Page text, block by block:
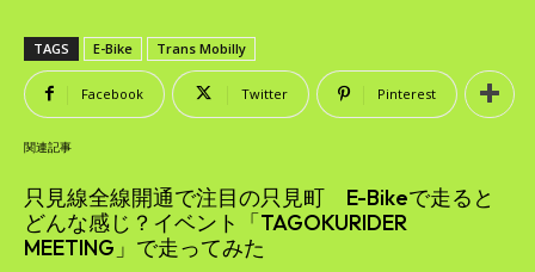
TAGS E-Bike Trans Mobilly
Facebook Twitter Pinterest
関連記事
只見線全線開通で注目の只見町 E-Bikeで走ると
どんな感じ？イベント「TAGOKURIDER
MEETING」で走ってみた